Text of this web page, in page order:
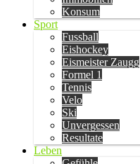
Konsum
Sport
Fussball
Eishockey
Eismeister Zaugg
Formel 1
Tennis
Velo
Ski
Unvergessen
Resultate
Leben